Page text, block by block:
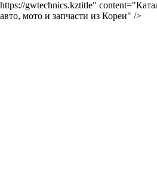
https://gwtechnics.kztitle"
авто, мото и запчасти из Кореи" />
GWTechics